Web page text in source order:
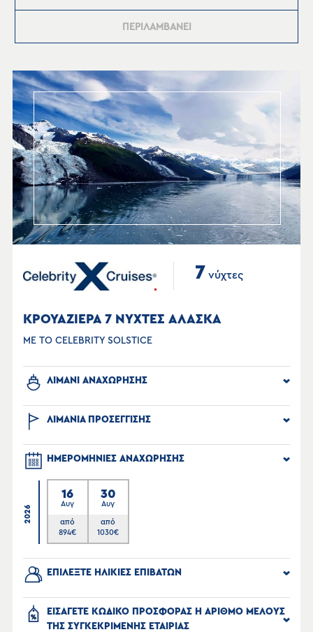
ΠΕΡΙΛΑΜΒΑΝΕΙ
7 νύχτες
ΚΡΟΥΑΖΙΕΡΑ 7 ΝΥΧΤΕΣ ΑΛΑΣΚΑ
ΜΕ ΤΟ CELEBRITY SOLSTICE
ΛΙΜΑΝΙ ΑΝΑΧΩΡΗΣΗΣ
ΛΙΜΑΝΙΑ ΠΡΟΣΕΓΓΙΣΗΣ
ΗΜΕΡΟΜΗΝΙΕΣ ΑΝΑΧΩΡΗΣΗΣ
2026
16
Αυγ
από
894€
30
Αυγ
από
1030€
ΕΠΙΛΕΞΤΕ ΗΛΙΚΙΕΣ ΕΠΙΒΑΤΩΝ
ΕΙΣΑΓΕΤΕ ΚΩΔΙΚΟ ΠΡΟΣΦΟΡΑΣ Η ΑΡΙΘΜΟ ΜΕΛΟΥΣ
ΤΗΣ ΣΥΓΚΕΚΡΙΜΕΝΗΣ ΕΤΑΙΡΙΑΣ